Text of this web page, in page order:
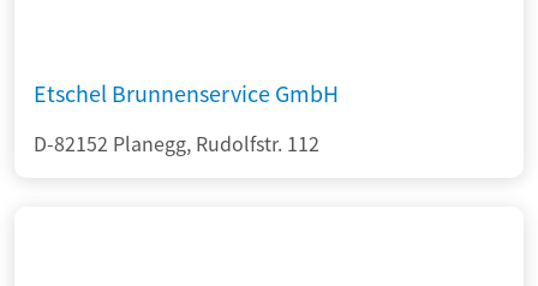
Etschel Brunnenservice GmbH
D-82152 Planegg, Rudolfstr. 112